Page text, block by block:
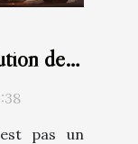
de
pas un